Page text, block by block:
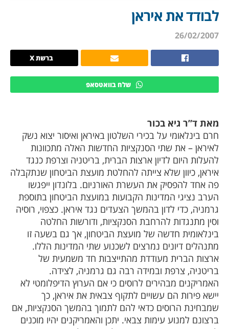
לבודד את איראן
26/02/2007
ברשת X
שלח בוואטסאפ
מאת ד”ר גיא בכור
חרם בינלאומי על בכירי השלטון באיראן ואיסור יצוא נשק
לאיראן – את שתי הסנקציות החדשות האלה מתכוונות
להעלות היום לדיון ארצות הברית, בריטניה וצרפת כנגד
איראן, כיוון שלא צייתה להחלטת מועצת הביטחון שנתקבלה
פה אחד להפסיק את העשרת האורניום. בלונדון ייפגשו
הערב נציגי המדינות הקבועות במועצת הביטחון בתוספת
גרמניה, כדי לדון בהמשך הצעדים נגד איראן. כצפוי, רוסיה
וסין מתנגדות להרחבת הסנקציות, ודורשות החלטה
בינלאומית חדשה של מועצת הביטחון, אך גם בשעה זו
מתנהלים דיונים נמרצים לשכנוע שתי המדינות הללו.
ארצות הברית מעודדת מהתייצבות חד משמעית של
בריטניה, צרפת ובמידה רבה גם גרמניה, לצידה.
האמריקנים מבהירים לרוסים כי אם הערוץ הדיפלומטי לא
יישא פירות הם עשויים לתקוף צבאית את איראן, כך
שמבחינת הרוסים כדאי להם לתמוך בהמשך הסנקציות, אם
ברצונם למנוע עימות צבאי. יתכן והאמריקנים יהיו מוכנים